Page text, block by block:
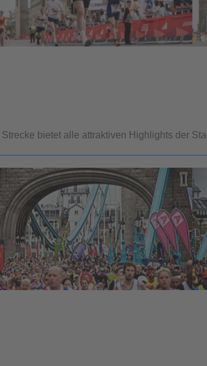
bietet alle attraktiven Highlights der